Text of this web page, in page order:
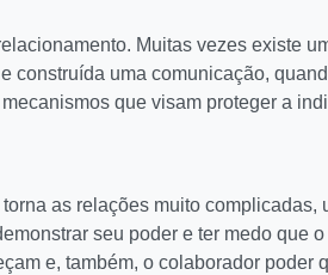
Muitas vezes existe
construída uma comunicação,
que visam proteger a
as relações muito
seu poder e ter medo que
e, também, o colaborador poder